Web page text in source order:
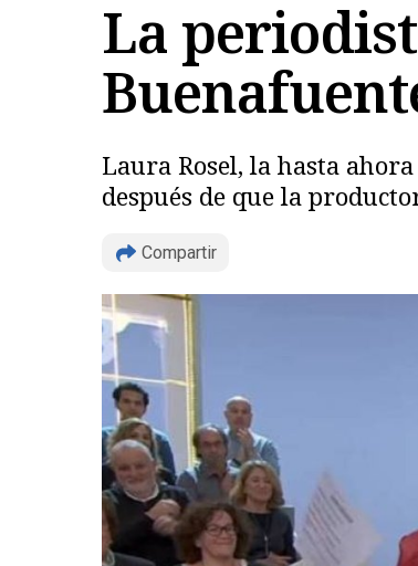
La
Laura Rosel, la hasta
después de que la
Compartir